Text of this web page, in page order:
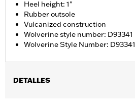
Heel height: 1"
Rubber outsole
Vulcanized construction
Wolverine style number: D93341
Wolverine Style Number: D93341
DETALLES